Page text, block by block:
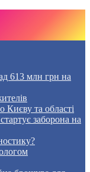
613 млн грн на
Києву та області
заборона на